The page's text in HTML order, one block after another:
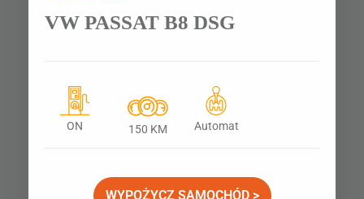
VW PASSAT B8 DSG
ON 150 KM Automat
WYPOŻYCZ SAMOCHÓD >